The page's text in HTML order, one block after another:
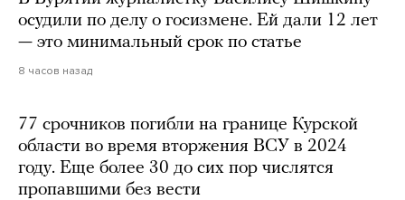
осудили по делу о госизмене. Ей дали 12 лет
— это минимальный срок по статье
8 часов назад
77 срочников погибли на границе Курской
области во время вторжения ВСУ в 2024
году. Еще более 30 до сих пор числятся
пропавшими без вести